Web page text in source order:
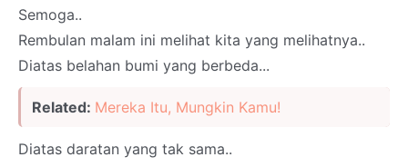
Semoga..
Rembulan malam ini melihat kita yang melihatnya..
Diatas belahan bumi yang berbeda...
Related: Mereka Itu, Mungkin Kamu!
Diatas daratan yang tak sama..